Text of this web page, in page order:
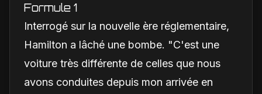
Formule 1
Interrogé sur la nouvelle ère réglementaire,
Hamilton a lâché une bombe. "C'est une
voiture très différente de celles que nous
avons conduites depuis mon arrivée en